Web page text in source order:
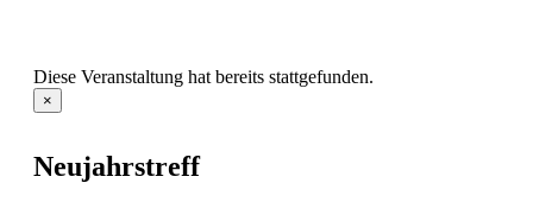
Diese Veranstaltung hat bereits stattgefunden.
×
Neujahrstreff